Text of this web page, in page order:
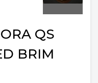
QS
BRIM